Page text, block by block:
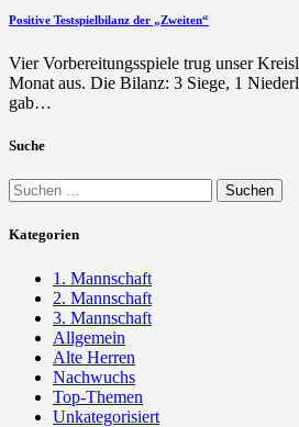
Positive Testspielbilanz der „Zweiten“
Vier Vorbereitungsspiele trug unser
Monat aus. Die Bilanz: 3 Siege, 1
gab…
Suche
Suchen
nach:
Kategorien
1. Mannschaft
2. Mannschaft
3. Mannschaft
Allgemein
Alte Herren
Nachwuchs
Top-Themen
Unkategorisiert